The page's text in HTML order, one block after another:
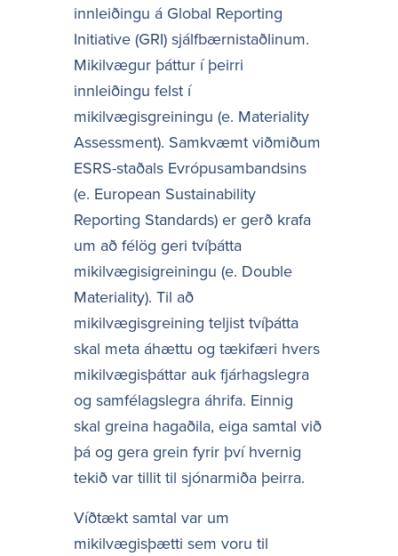
innleiðingu á Global Reporting
Initiative (GRI) sjálfbærnistaðlinum.
Mikilvægur þáttur í þeirri
innleiðingu felst í
mikilvægisgreiningu (e. Materiality
Assessment). Samkvæmt viðmiðum
ESRS-staðals Evrópusambandsins
(e. European Sustainability
Reporting Standards) er gerð krafa
um að félög geri tvíþátta
mikilvægisigreiningu (e. Double
Materiality). Til að
mikilvægisgreining teljist tvíþátta
skal meta áhættu og tækifæri hvers
mikilvægisþáttar auk fjárhagslegra
og samfélagslegra áhrifa. Einnig
skal greina hagaðila, eiga samtal við
þá og gera grein fyrir því hvernig
tekið var tillit til sjónarmiða þeirra.
Víðtækt samtal var um
mikilvægisþætti sem voru til